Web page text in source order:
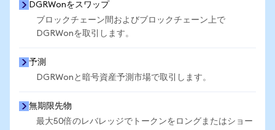
DGRWonをスワップ
ブロックチェーン間およびブロックチェーン上で
DGRWonを取引します。
予測
DGRWonと暗号資産予測市場で取引します。
無期限先物
最大50倍のレバレッジでトークンをロングまたはショー